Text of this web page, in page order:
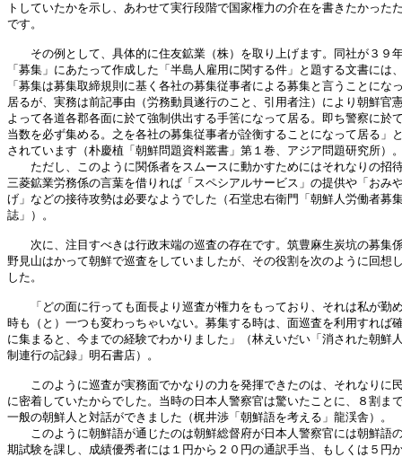
トしていたかを示し、あわせて実行段階で国家権力の介在を書きたかった
です。
その例として、具体的に住友鉱業（株）を取り上げます。同社が３９
「募集」にあたって作成した「半島人雇用に関する件」と題する文書には
「募集は募集取締規則に基く各社の募集従事者による募集と言うことにな
居るが、実務は前記事由（労務動員遂行のこと、引用者注）により朝鮮官
よって各道各郡各面に於て強制供出する手筈になって居る。即ち警察に於
当数を必ず集める。之を各社の募集従事者が詮衡することになって居る」
されています（朴慶植「朝鮮問題資料叢書」第１巻、アジア問題研究所）
ただし、このように関係者をスムースに動かすためにはそれなりの招
三菱鉱業労務係の言葉を借りれば「スペシアルサービス」の提供や「おみ
げ」などの接待攻勢は必要なようでした（石堂忠右衛門「朝鮮人労働者募
誌」）。
次に、注目すべきは行政末端の巡査の存在です。筑豊麻生炭坑の募集
野見山はかって朝鮮で巡査をしていましたが、その役割を次のように回想
した。
「どの面に行っても面長より巡査が権力をもっており、それは私が勤
時も（と）一つも変わっちゃいない。募集する時は、面巡査を利用すれば
に集まると、今までの経験でわかりました」（林えいだい「消された朝鮮
制連行の記録」明石書店）。
このように巡査が実務面でかなりの力を発揮できたのは、それなりに
に密着していたからでした。当時の日本人警察官は驚いたことに、８割ま
一般の朝鮮人と対話ができました（梶井渉「朝鮮語を考える」龍渓舎）。
このように朝鮮語が通じたのは朝鮮総督府が日本人警察官には朝鮮語
期試験を課し、成績優秀者には１円から２０円の通訳手当、もしくは５円